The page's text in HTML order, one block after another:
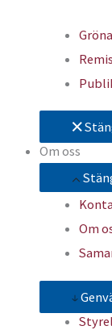
Om oss
Om